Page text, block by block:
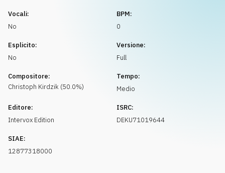
Vocali:
No
BPM:
0
Esplicito:
No
Versione:
Full
Compositore:
Christoph Kirdzik (50.0%)
Tempo:
Medio
Editore:
Intervox Edition
ISRC:
DEKU71019644
SIAE:
12877318000